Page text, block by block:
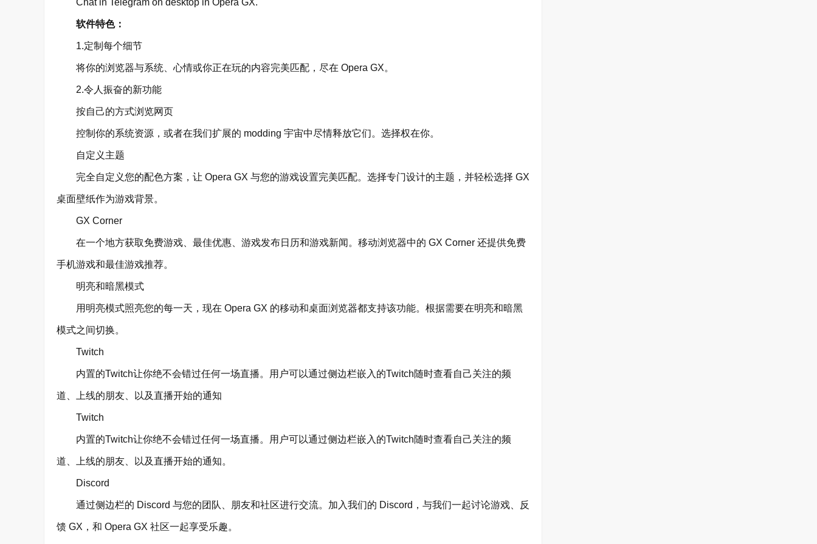
软件特色：
1.定制每个细节
将你的浏览器与系统、心情或你正在玩的内容完美匹配，尽在 Opera GX。
2.令人振奋的新功能
按自己的方式浏览网页
控制你的系统资源，或者在我们扩展的 modding 宇宙中尽情释放它们。选择权在你。
自定义主题
完全自定义您的配色方案，让 Opera GX 与您的游戏设置完美匹配。选择专门设计的主题，并轻松选择 GX
桌面壁纸作为游戏背景。
GX Corner
在一个地方获取免费游戏、最佳优惠、游戏发布日历和游戏新闻。移动浏览器中的 GX Corner 还提供免费
手机游戏和最佳游戏推荐。
明亮和暗黑模式
用明亮模式照亮您的每一天，现在 Opera GX 的移动和桌面浏览器都支持该功能。根据需要在明亮和暗黑
模式之间切换。
Twitch
内置的Twitch让你绝不会错过任何一场直播。用户可以通过侧边栏嵌入的Twitch随时查看自己关注的频
道、上线的朋友、以及直播开始的通知
Twitch
内置的Twitch让你绝不会错过任何一场直播。用户可以通过侧边栏嵌入的Twitch随时查看自己关注的频
道、上线的朋友、以及直播开始的通知。
Discord
通过侧边栏的 Discord 与您的团队、朋友和社区进行交流。加入我们的 Discord，与我们一起讨论游戏、反
馈 GX，和 Opera GX 社区一起享受乐趣。